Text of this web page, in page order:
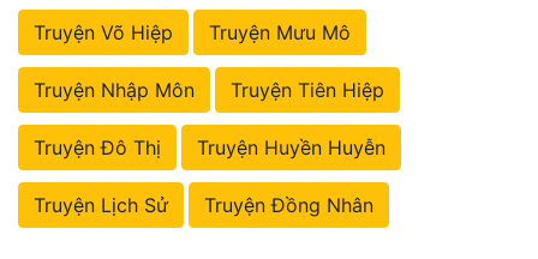
Truyện Võ Hiệp Truyện Mưu Mô
Truyện Nhập Môn Truyện Tiên Hiệp
Truyện Đô Thị Truyện Huyền Huyễn
Truyện Lịch Sử Truyện Đồng Nhân